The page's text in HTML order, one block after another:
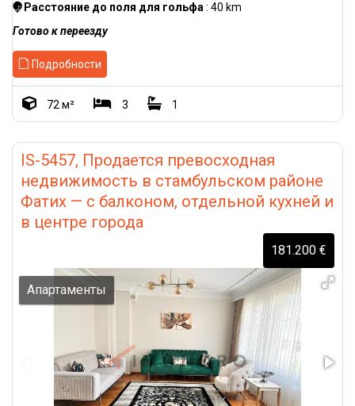
Расстояние до поля для гольфа : 40 km
Готово к переезду
Подробности
72 м² 3 1
IS-5457, Продается превосходная
недвижимость в стамбульском районе
Фатих — с балконом, отдельной кухней и
в центре города
181.200 €
Апартаменты